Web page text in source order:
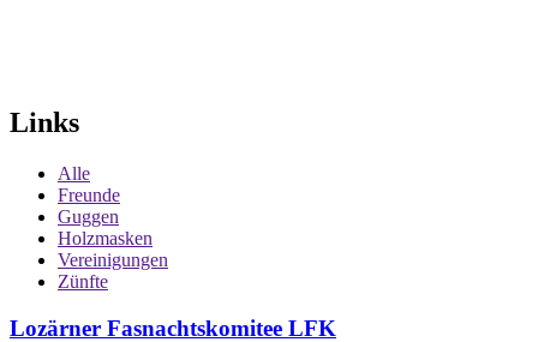
Links
Alle
Freunde
Guggen
Holzmasken
Vereinigungen
Zünfte
Lozärner Fasnachtskomitee LFK